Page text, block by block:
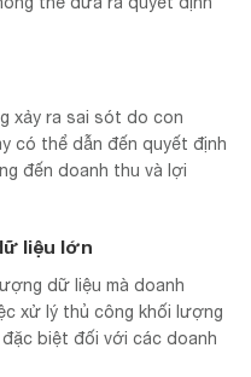
xảy ra sai sót do con
có thể dẫn đến quyết định
đến doanh thu và lợi
liệu lớn
dữ liệu mà doanh
xử lý thủ công khối lượng
biệt đối với các doanh